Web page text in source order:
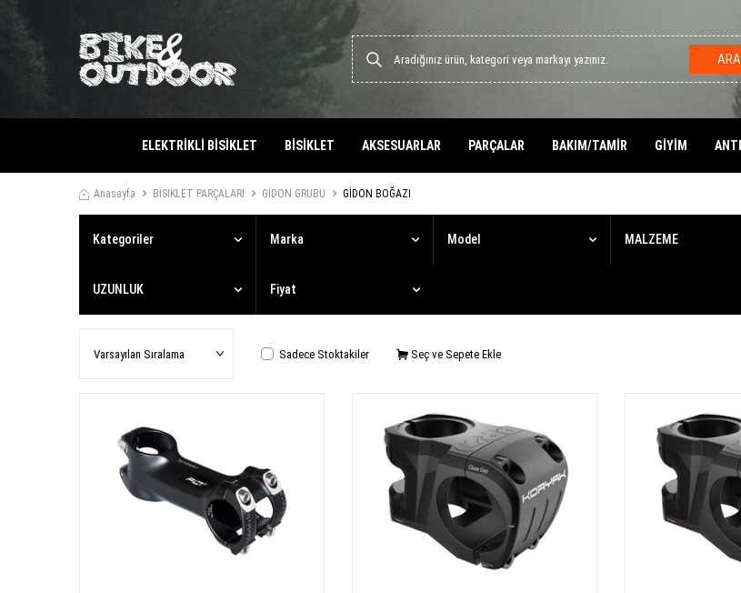
ARA
ELEKTRİKLİ BİSİKLET BİSİKLET AKSESUARLAR PARÇALAR BAKIM/TAMİR GİYİM
Anasayfa BİSİKLET PARÇALARI GİDON GRUBU GİDON BOĞAZI
Kategoriler Marka Model MALZEME
UZUNLUK Fiyat
Sadece Stoktakiler Seç ve Sepete Ekle